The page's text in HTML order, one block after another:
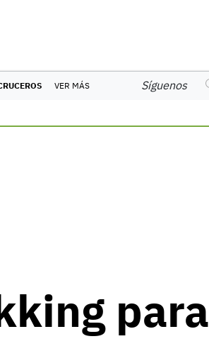
VER MÁS Síguenos
para